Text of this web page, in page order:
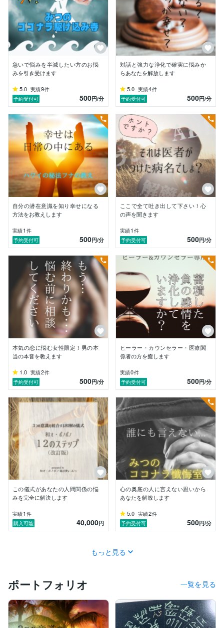
Webで情報を検索すると、とある書籍に巡り会いまし
た。
そこに書かれていた言葉は、ホ・オポノポノの実践者に
とっては大変ショックな内容でした。
簡略化されたホ・オポノポノの実践では、効果がないど
ころか無自覚に罪悪感がたまり、自責の念が大きくな
ポノポノでは問題の解決は不可能であるという理由が、
ハッキリとわかったのです。
ホ・オポノポノとはフナの教えの１２段階のステップと
いうものの、祈りの一部分だけを指していて、
ホ・オポノポノを理解するには、フナの教えを学ばなけ
ればホ・オポノポノの理解が出来なかったのです。
では、効果を出すにはどうすればよいのか？というと、
【潜在意識との関係性を良好にする】ことに他なりませ
ん。多くのスピリチュアル系の方々が、オ・ポノポノを
勧めるのは、潜在意識と良好な関係性無くしては、効果
私が提唱する「和オ・ポノポノ」は、ホ・オポノポノの
ホオポノポノで障害となっていた部分を改良し再構築
（守破離本）をしてお伝えしています。
そして、そのベースにはカフナ（ハワイにおける秘法の
使い手）であったモーナ師匠の「フナの教え」（ハワイ
の秘密の教え）なのです。
現在普及しているホ・オポノポノは、簡略版というホ・
オポノポノで、クラスを受けても、数多くの実践者が効
果を感じられずに離脱していきます。
リック（キリスト教＝一神教）的な思想が入っている
ホ・オポノポノでは、どの様に頑張っても結果は必ず失
敗します。ホ・オポノポノから一神教の要素を取り去り
日本人に必要なものをすべて取り入れたものが、和オ・
ポノポノなのです。
私の提供するサービスは、和オ・ポノポノ基本編のワク
ワク・プログラム。
基本をマスター（自分を三位一体の存在と気付く）出来
るプログラムと、次のステップ、上級♪ワクワク・プロ
グラム（自分を三位一体の存在となる）は、あなた自身
（自信）の自立・自助・自愛取り戻すプログラムです。
一生に一度、一度だけ手に入れれば、生涯にわたって幸
せのお手伝いが出来るものです。
急いで悩みを半減したい方のお悩
みを引き受けます
5.0 実績9件
予約受付可
500円/分
対話と強力な浄化で確実に悩みか
らあなたを解放します
5.0 実績4件
予約受付可
500円/分
自分の潜在意識を知り幸せになる
方法をお教えします
実績1 件
予約受付可
500円/分
ここで全て吐き出して下さい！心
の声を聞きます
実績1 件
予約受付可
500円/分
本気の恋に悩む女性限定！男の本
当の本音を教えます
1.0 実績2件
予約受付可
500円/分
ヒーラー・カウンセラー・医療関
係者の方を癒します
実績0件
予約受付可
500円/分
この儀式があなたの人間関係の悩
みを完全に解決します
実績1 件
購入可能
40,000円
心の奥底の人に言えない思いから
あなたを解放します
5.0 実績2件
予約受付可
500円/分
もっと見る
ポートフォリオ 一覧を見る